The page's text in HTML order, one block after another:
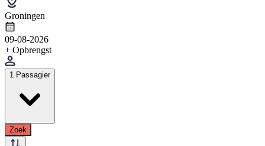
Groningen
09-08-2026
+ Opbrengst
1 Passagier
Zoek